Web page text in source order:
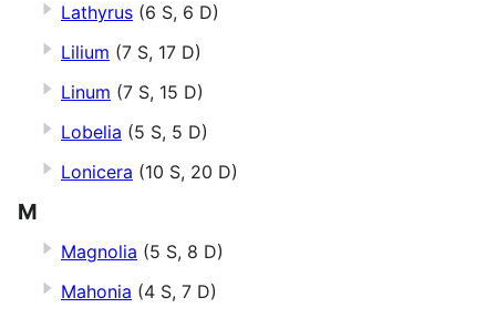
Lathyrus (6 S, 6 D)
Lilium (7 S, 17 D)
Linum (7 S, 15 D)
Lobelia (5 S, 5 D)
Lonicera (10 S, 20 D)
M
Magnolia (5 S, 8 D)
Mahonia (4 S, 7 D)